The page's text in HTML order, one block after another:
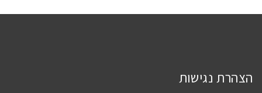
הצהרת נגישות